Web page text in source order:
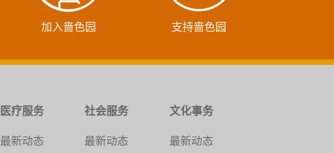
加入啬色园 支持啬色园
医疗服务
最新动态
社会服务
最新动态
文化事务
最新动态